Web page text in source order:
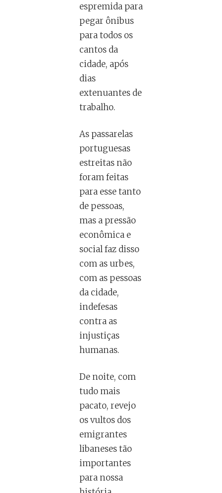
espremida para
pegar ônibus
para todos os
cantos da
cidade, após
dias
extenuantes de
trabalho.
As passarelas
portuguesas
estreitas não
foram feitas
para esse tanto
de pessoas,
mas a pressão
econômica e
social faz disso
com as urbes,
com as pessoas
da cidade,
indefesas
contra as
injustiças
humanas.
De noite, com
tudo mais
pacato, revejo
os vultos dos
emigrantes
libaneses tão
importantes
para nossa